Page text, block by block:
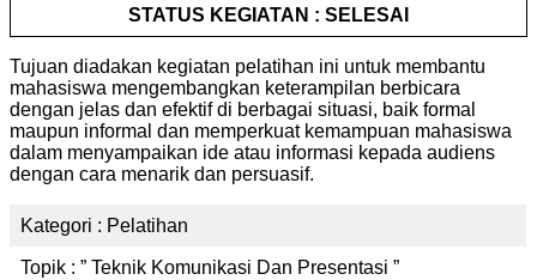
STATUS KEGIATAN : SELESAI
Tujuan diadakan kegiatan pelatihan ini untuk membantu
mahasiswa mengembangkan keterampilan berbicara
dengan jelas dan efektif di berbagai situasi, baik formal
maupun informal dan memperkuat kemampuan mahasiswa
dalam menyampaikan ide atau informasi kepada audiens
dengan cara menarik dan persuasif.
Kategori : Pelatihan
Topik : ” Teknik Komunikasi Dan Presentasi ”